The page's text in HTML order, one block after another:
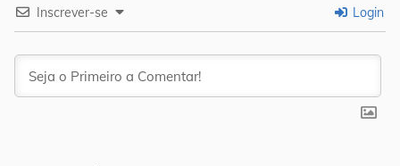
Inscrever-se Login